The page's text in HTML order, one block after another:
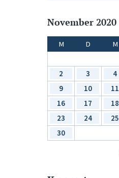
November 2020
M D M
2
3 4
9
10 11
16
17 18
23
24 25
30